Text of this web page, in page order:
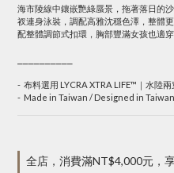
海市陵線中鑲嵌艷綠蜃景，拖著落日的
衩連身泳裝，調配高雅沈穩色澤，整體
配整體調節式扣環，胸部豐滿女孩也適
-  布料選用 LYCRA XTRA LIFE™｜水陸
-  Made in Taiwan / Designed in Taiwan
全店，消費滿NT$4,000元，